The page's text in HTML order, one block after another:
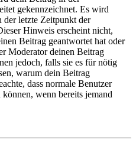
gekennzeichnet. Es wird
der letzte Zeitpunkt der
Hinweis erscheint nicht,
Beitrag geantwortet hat oder
Moderator deinen Beitrag
jedoch, falls sie es für nötig
warum dein Beitrag
dass normale Benutzer
wenn bereits jemand